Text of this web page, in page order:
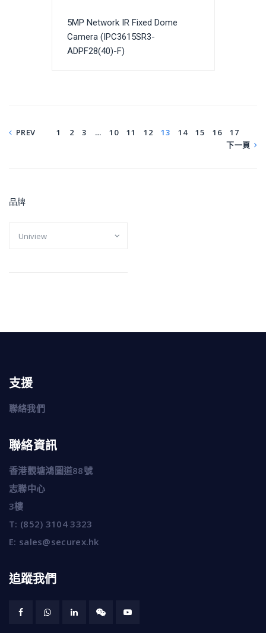
5MP Network IR Fixed Dome
Camera (IPC3615SR3-
ADPF28(40)-F)
PREV 1 2 3 … 10 11 12 13 14 15 16
17
下一頁
品牌
支援
聯絡我們
聯絡資訊
香港觀塘鴻圖道88號
志聯中心
3樓
T: (852) 3104 3323
E: sales@securex.hk
追蹤我們